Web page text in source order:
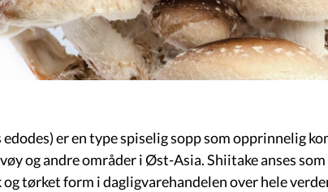
er en type spiselig sopp som opprinnelig
og andre områder i Øst-Asia. Shiitake anses
og tørket form i dagligvarehandelen over hele